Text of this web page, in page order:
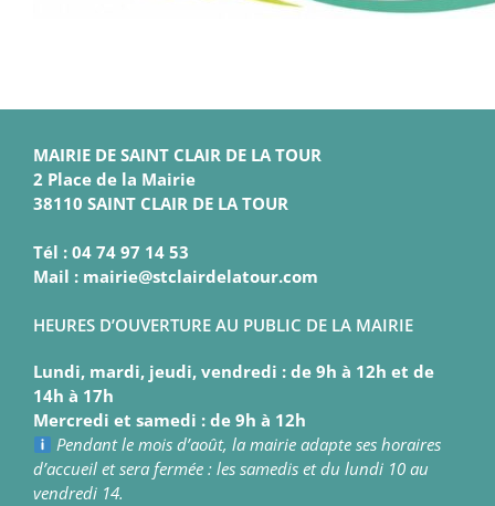
MAIRIE DE SAINT CLAIR DE LA TOUR
2 Place de la Mairie
38110 SAINT CLAIR DE LA TOUR
Tél : 04 74 97 14 53
Mail : mairie@stclairdelatour.com
HEURES D’OUVERTURE AU PUBLIC DE LA MAIRIE
Lundi, mardi, jeudi, vendredi : de 9h à 12h et de
14h à 17h
Mercredi et samedi : de 9h à 12h
Pendant le mois d’août, la mairie adapte ses horaires
d’accueil et sera fermée : les samedis et du lundi 10 au
vendredi 14.